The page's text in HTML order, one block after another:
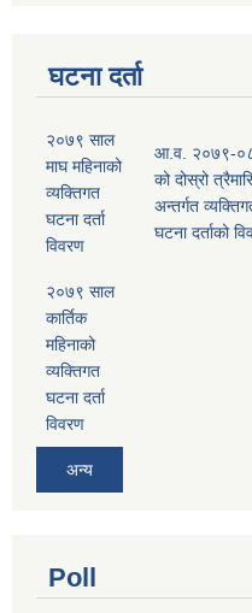
घटना दर्ता
२०७९ साल
माघ महिनाको
व्यक्तिगत
घटना दर्ता
विवरण
आ.व. २०७९-
को दोस्रो
अन्तर्गत
घटना दर्ताको
२०७९ साल
कार्तिक
महिनाको
व्यक्तिगत
घटना दर्ता
विवरण
अन्य
Poll